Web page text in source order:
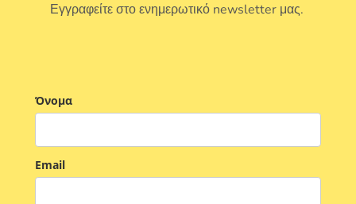
Εγγραφείτε στο ενημερωτικό newsletter μας.
Όνομα
Email